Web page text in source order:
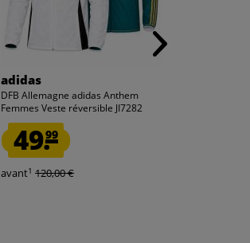
adidas
DFB Allemagne adidas Anthem
Femmes Veste réversible JI7282
49.99
avant1 120,00 €